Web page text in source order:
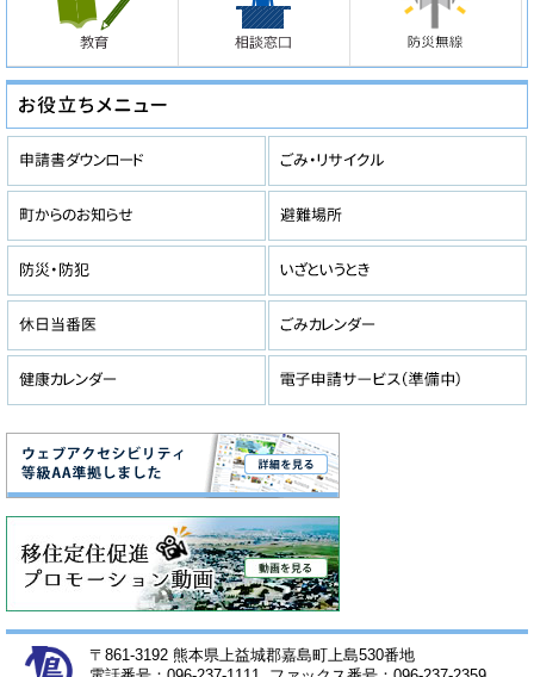
〒861-3192 熊本県上益城郡嘉島町上島530番地